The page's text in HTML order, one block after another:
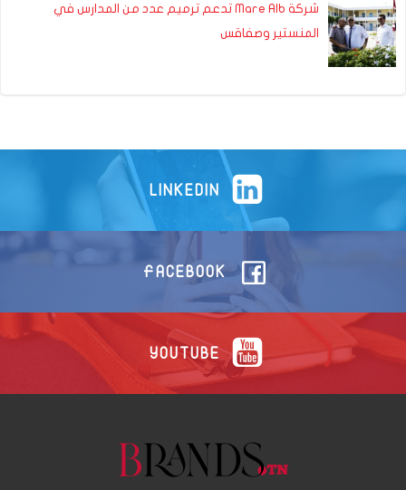
شركة Mare Alb تدعم ترميم عدد من المدارس في
المنستير وصفاقس
LINKEDIN
FACEBOOK
YOUTUBE